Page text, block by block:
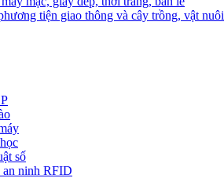
tiện giao thông và cây trồng, vật nuôi
số
an ninh RFID